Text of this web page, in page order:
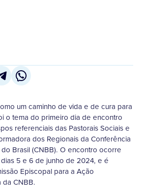
um caminho de vida e de cura para
o tema do primeiro dia de encontro
referenciais das Pastorais Sociais e
dos Regionais da Conferência
Brasil (CNBB). O encontro ocorre
dias 5 e 6 de junho de 2024, e é
Episcopal para a Ação
CNBB.